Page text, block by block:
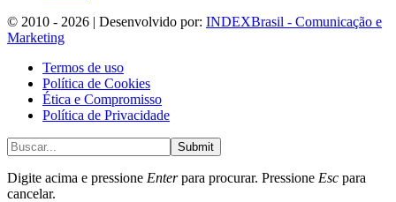
© 2010 - 2026 | Desenvolvido por: INDEXBrasil - Comunicação e
Marketing
Termos de uso
Política de Cookies
Ética e Compromisso
Política de Privacidade
Submit
Digite acima e pressione Enterpara procurar. Pressione Esc para
cancelar.